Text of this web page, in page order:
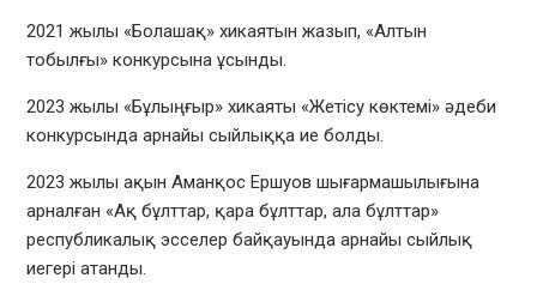
2021 жылы «Болашақ» хикаятын жазып, «Алтын
тобылғы» конкурсына ұсынды.
2023 жылы «Бұлыңғыр» хикаяты «Жетісу көктемі» әдеби
конкурсында арнайы сыйлыққа ие болды.
2023 жылы ақын Аманқос Ершуов шығармашылығына
арналған «Ақ бұлттар, қара бұлттар, ала бұлттар»
республикалық эсселер байқауында арнайы сыйлық
иегері атанды.